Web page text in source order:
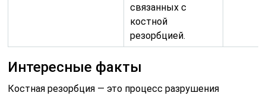
связанных с
костной
резорбцией.
Интересные факты
Костная резорбция — это процесс разрушения